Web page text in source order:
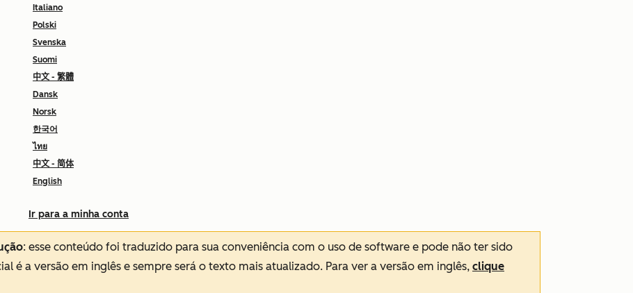
Italiano
Polski
Svenska
Suomi
中文 - 繁體
Dansk
Norsk
한국어
ไทย
中文 - 简体
English
Ir para a minha conta
: esse conteúdo foi traduzido para sua conveniência com o uso de software e pode não ter sido
é a versão em inglês e sempre será o texto mais atualizado. Para ver a versão em inglês, clique